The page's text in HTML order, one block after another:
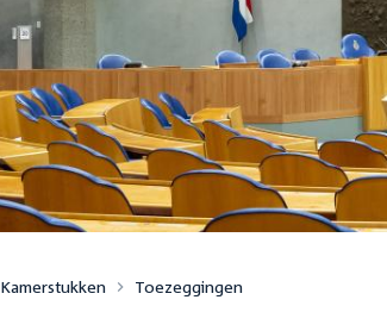
Kamerstukken Toezeggingen